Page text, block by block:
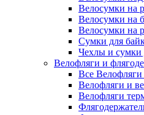
Велосумки на
Велосумки на
Велосумки на
Сумки для
Чехлы и сумки
Велофляги и
Все Велофляги
Велофляги и
Велофляги